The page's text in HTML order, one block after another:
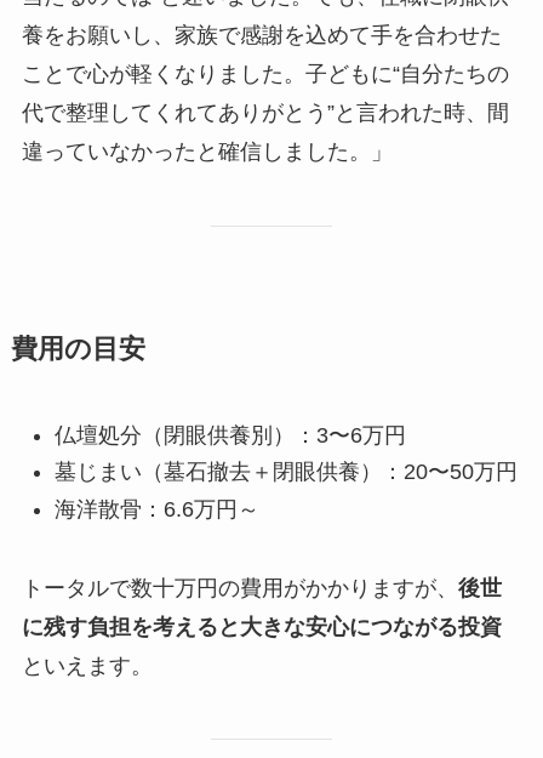
養をお願いし、家族で感謝を込めて手を合わせた
ことで心が軽くなりました。子どもに“自分たちの
代で整理してくれてありがとう”と言われた時、間
違っていなかったと確信しました。」
費用の​目安
仏壇処分（閉眼供養別）：3〜6万円
墓じまい（墓石撤去＋閉眼供養）：20〜50万円
海洋散骨：6.6万円～
トータルで数十万円の費用がかかりますが、 後世
に残す負担を考えると大きな安心につながる投資
といえます。